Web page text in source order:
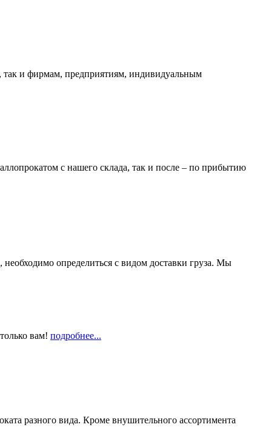
так и фирмам, предприятиям, индивидуальным
с нашего склада, так и после – по прибытию
определиться с видом доставки груза. Мы
вам! подробнее...
разного вида. Кроме внушительного ассортимента